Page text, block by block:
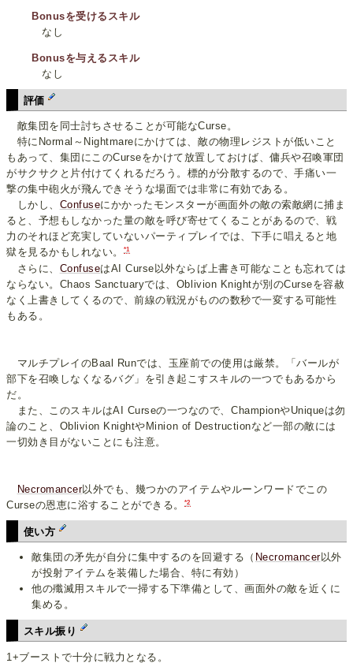
Bonusを受けるスキル
なし
Bonusを与えるスキル
なし
評価
敵集団を同士討ちさせることが可能なCurse。
特にNormal～Nightmareにかけては、敵の物理レジストが低いこと
もあって、集団にこのCurseをかけて放置しておけば、傭兵や召喚軍団
がサクサクと片付けてくれるだろう。標的が分散するので、手痛い一
撃の集中砲火が飛んできそうな場面では非常に有効である。
しかし、 Confuseにかかったモンスターが画面外の敵の索敵網に捕ま
ると、予想もしなかった量の敵を呼び寄せてくることがあるので、戦
力のそれほど充実していないパーティプレイでは、下手に唱えると地
獄を見るかもしれない。
*1
さらに、 ConfuseはAI Curse以外ならば上書き可能なことも忘れては
ならない。Chaos Sanctuaryでは、Oblivion Knightが別のCurseを容赦
なく上書きしてくるので、前線の戦況がものの数秒で一変する可能性
もある。
マルチプレイのBaal Runでは、玉座前での使用は厳禁。「バールが
部下を召喚しなくなるバグ」を引き起こすスキルの一つでもあるから
だ。
また、このスキルはAI Curseの一つなので、ChampionやUniqueは勿
論のこと、Oblivion KnightやMinion of Destructionなど一部の敵には
一切効き目がないことにも注意。
Necromancer以外でも、幾つかのアイテムやルーンワードでこの
Curseの恩恵に浴することができる。
*2
使い方
敵集団の矛先が自分に集中するのを回避する（ Necromancer以外
が投射アイテムを装備した場合、特に有効）
他の殲滅用スキルで一掃する下準備として、画面外の敵を近くに
集める。
スキル振り
1+ブーストで十分に戦力となる。